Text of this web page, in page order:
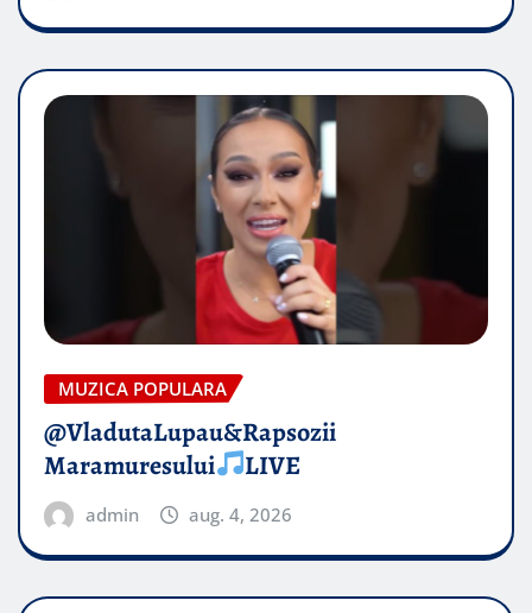
MUZICA POPULARA
@VladutaLupau&Rapsozii
Maramuresului
LIVE
admin aug. 4, 2026